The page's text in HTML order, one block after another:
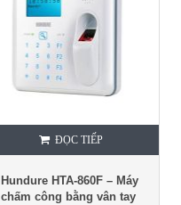
ĐỌC TIẾP
Hundure HTA-860F – Máy
chấm công bằng vân tay